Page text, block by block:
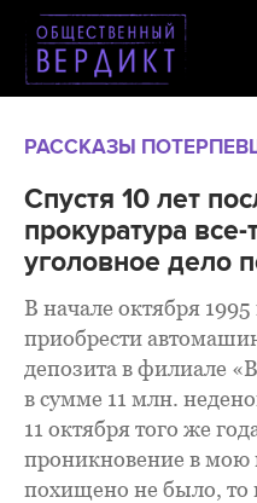
РАССКАЗЫ
Спустя 10 лет
прокуратура
уголовное дело
В начале октября
приобрести
депозита в филиале
в сумме 11 млн.
11 октября того же
проникновение в мою
похищено не было, то